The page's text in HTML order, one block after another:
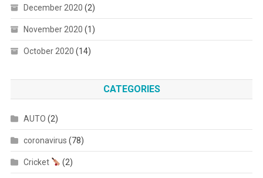
December 2020 (2)
November 2020 (1)
October 2020 (14)
CATEGORIES
AUTO (2)
coronavirus (78)
Cricket (2)